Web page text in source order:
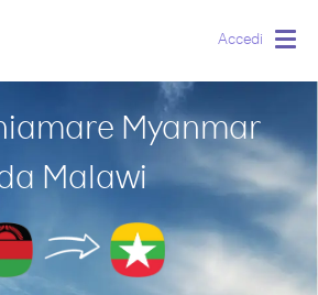
Accedi
Myanmar
Malawi